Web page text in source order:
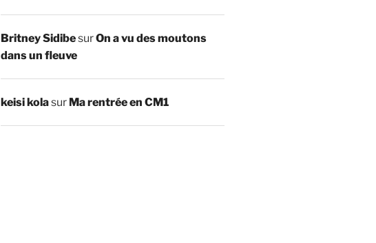
Britney SidibesurOn a vu des moutons
dans un fleuve
keisi kolasur Ma rentrée en CM1